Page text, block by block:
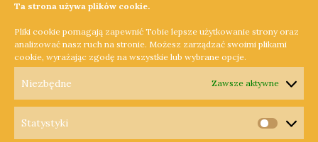
Ta strona używa plików cookie.
Pliki cookie pomagają zapewnić Tobie lepsze użytkowanie strony oraz
analizować nasz ruch na stronie. Możesz zarządzać swoimi plikami
cookie, wyrażając zgodę na wszystkie lub wybrane opcje.
Niezbędne Zawsze aktywne
Statystyki
bezpieczeństwem podczas używania karty kredytowej.
ARTYKUŁ SPONSOROWANY
Dowiedz się więcej »